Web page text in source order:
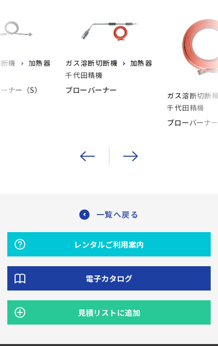
機 加熱器
ナー（S）
ガス溶断切断機
加熱器
千代田精機
ブローバーナー
ガス溶断切断
千代田精機
ブローバーナ
一覧へ戻る
レンタルご利用案内
電子カタログ
見積リストに追加